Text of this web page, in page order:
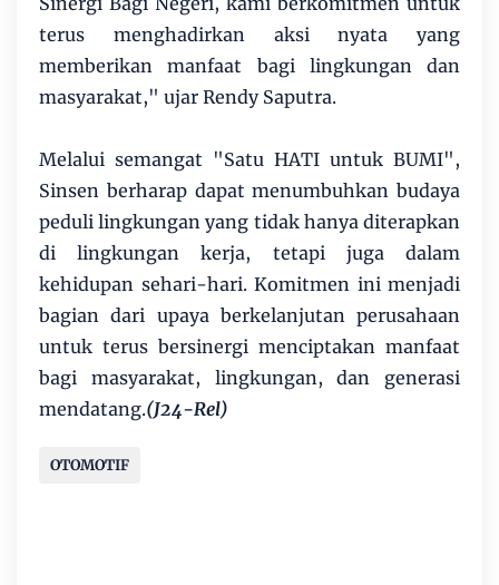
terus menghadirkan aksi nyata yang
memberikan manfaat bagi lingkungan dan
masyarakat," ujar Rendy Saputra.
Melalui semangat "Satu HATI untuk BUMI",
Sinsen berharap dapat menumbuhkan budaya
peduli lingkungan yang tidak hanya diterapkan
di lingkungan kerja, tetapi juga dalam
kehidupan sehari-hari. Komitmen ini menjadi
bagian dari upaya berkelanjutan perusahaan
untuk terus bersinergi menciptakan manfaat
bagi masyarakat, lingkungan, dan generasi
mendatang.(J24-Rel)
OTOMOTIF